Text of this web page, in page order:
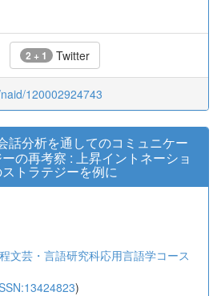
2 + 1 Twitter
120002924743
話分析を通してのコミュニケー
の再考察 : 上昇イントネーショ
トラテジーを例に
文芸・言語研究科応用言語学コース
)